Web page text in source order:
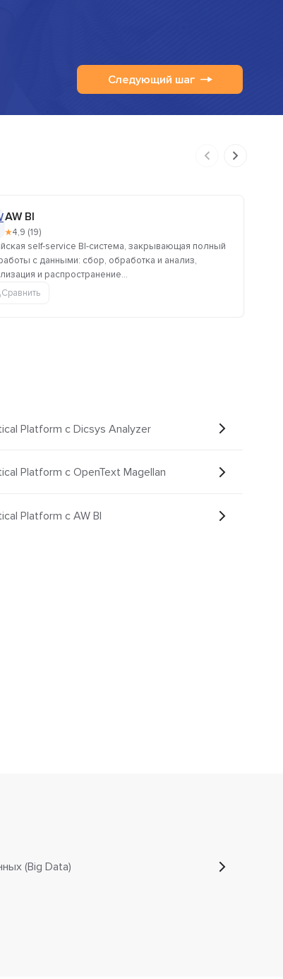
Следующий шаг
AW BI
★4,9 (19)
self-service BI-система, закрывающая полный
с данными: сбор, обработка и анализ,
и распространение...
Сравнить
Platform с Dicsys Analyzer
Platform с OpenText Magellan
Platform с AW BI
(Big Data)